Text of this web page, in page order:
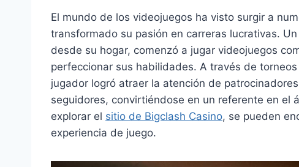
El mundo de los videojuegos ha visto surgir a
transformado su pasión en carreras lucrativas.
desde su hogar, comenzó a jugar videojuegos
perfeccionar sus habilidades. A través de
jugador logró atraer la atención de
seguidores, convirtiéndose en un referente en el
explorar el sitio de Bigclash Casino, se pueden
experiencia de juego.